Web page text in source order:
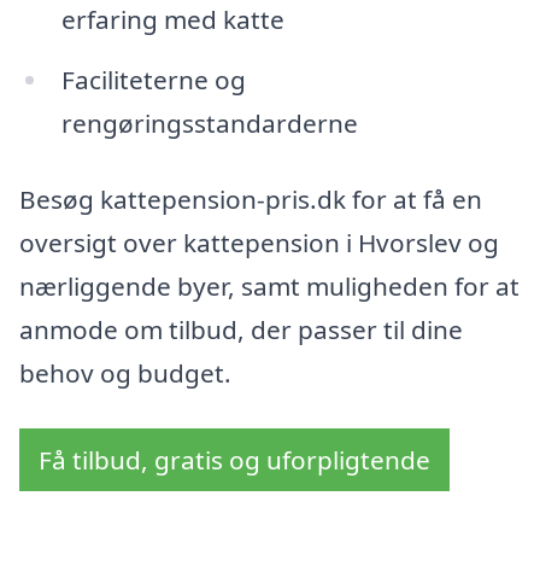
erfaring med katte
Faciliteterne og
rengøringsstandarderne
Besøg kattepension-pris.dk for at få en
oversigt over kattepension i Hvorslev og
nærliggende byer, samt muligheden for at
anmode om tilbud, der passer til dine
behov og budget.
Få tilbud, gratis og uforpligtende